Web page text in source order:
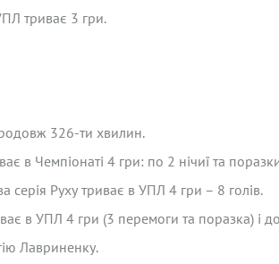
триває 3 гри.
326-ти хвилин.
в Чемпіонаті 4 гри: по 2 нічиї та
серія Руху триває в УПЛ 4 гри – 8 голів.
в УПЛ 4 гри (3 перемоги та поразка)
Лавриненку.